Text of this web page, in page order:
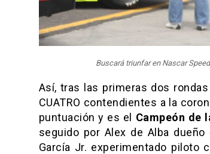
Buscará triunfar en Nascar
Así, tras las primeras dos
CUATRO contendientes a la
puntuación y es el Campeón de
seguido por Alex de Alba dueño
García Jr. experimentado piloto